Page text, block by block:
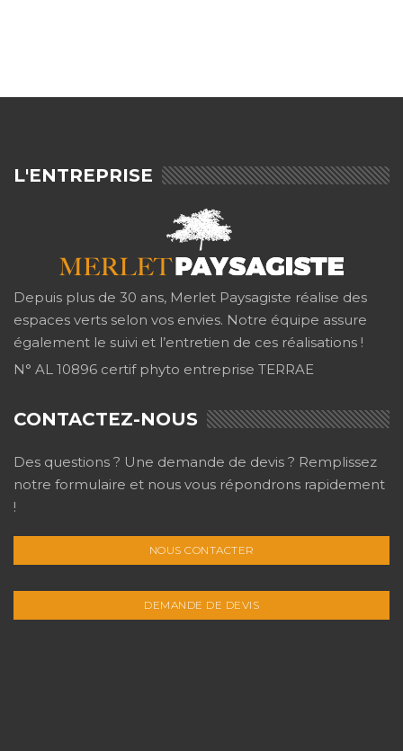
L'ENTREPRISE
Depuis plus de 30 ans, Merlet Paysagiste réalise des
espaces verts selon vos envies. Notre équipe assure
également le suivi et l’entretien de ces réalisations !
N° AL 10896 certif phyto entreprise TERRAE
CONTACTEZ-NOUS
Des questions ? Une demande de devis ? Remplissez
notre formulaire et nous vous répondrons rapidement
!
NOUS CONTACTER
DEMANDE DE DEVIS